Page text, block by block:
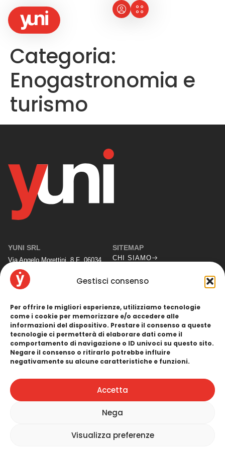
Gestisci consenso
Per offrire le migliori esperienze, utilizziamo tecnologie
come i cookie per memorizzare e/o accedere alle
informazioni del dispositivo. Prestare il consenso a queste
tecnologie ci permetterà di elaborare dati come il
comportamento di navigazione o ID univoci su questo sito.
Negare il consenso o ritirarlo potrebbe influire
negativamente su alcune caratteristiche e funzioni.
Accetta
Nega
Visualizza preferenze
Categoria:
Enogastronomia e
turismo
YUNI SRL
Via Angelo Morettini, 8 F 06034
Foligno (PG)
Cap Sociale: € 20.000,00
N. Iscrizione REA: PG351270
CONTATTI
(+39) 0742 718 734
info@yuni.it
yuni@pec.it
SITEMAP
CHI SIAMO
OFFERTA FORMATIVA
COOKIE POLICY